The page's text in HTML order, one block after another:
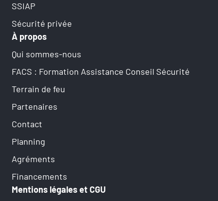
SSIAP
Sécurité privée
À propos
Qui sommes-nous
FACS : Formation Assistance Conseil Sécurité
Terrain de feu
Partenaires
Contact
Planning
Agréments
Financements
Mentions légales et CGU